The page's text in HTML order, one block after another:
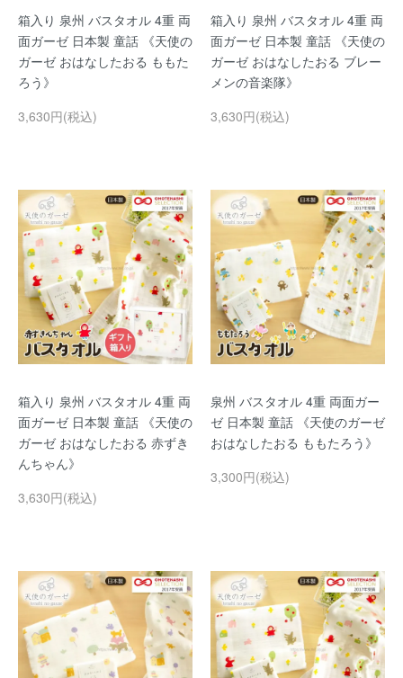
箱入り 泉州 バスタオル 4重 両
面ガーゼ 日本製 童話 《天使の
ガーゼ おはなしたおる ももた
ろう》
3,630円(税込)
箱入り 泉州 バスタオル 4重 両
面ガーゼ 日本製 童話 《天使の
ガーゼ おはなしたおる ブレー
メンの音楽隊》
3,630円(税込)
箱入り 泉州 バスタオル 4重 両
面ガーゼ 日本製 童話 《天使の
ガーゼ おはなしたおる 赤ずき
んちゃん》
3,630円(税込)
泉州 バスタオル 4重 両面ガー
ゼ 日本製 童話 《天使のガーゼ
おはなしたおる ももたろう》
3,300円(税込)